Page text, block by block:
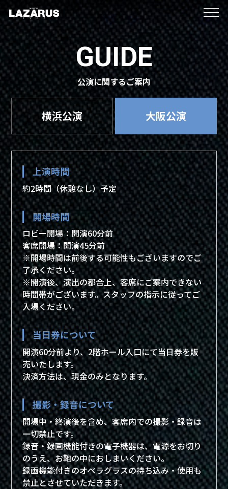
TOP
NEWS
INTRODUCTION
MESSAGE
CAST/STAFF
CREATOR
TICKETS
GOODS
GUIDE
SPECIAL
MUSIC
MOVIE
GUIDE
公演に関するご案内
横浜公演 大阪公演
上演時間
約2時間（休憩なし）予定
開場時間
ロビー開場：開演60分前
客席開場：開演45分前
※開場時間は前後する可能性もございますのでご
了承ください。
※開演後、演出の都合上、客席にご案内できない
時間帯がございます。スタッフの指示に従ってご
入場ください。
当日券について
開演60分前より、2階ホール入口にて当日券を販
売いたします。
決済方法は、現金のみとなります。
撮影・録音について
開場中・終演後を含め、客席内での撮影・録音は
一切禁止です。
録音・録画機能付きの電子機器は、電源をお切り
のうえ、お鞄の中におしまいください。
録画機能付きのオペラグラスの持ち込み・使用も
禁止とさせていただきます。